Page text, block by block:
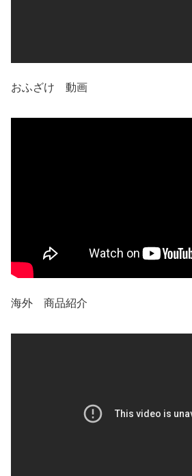
おふざけ 動画
海外 商品紹介